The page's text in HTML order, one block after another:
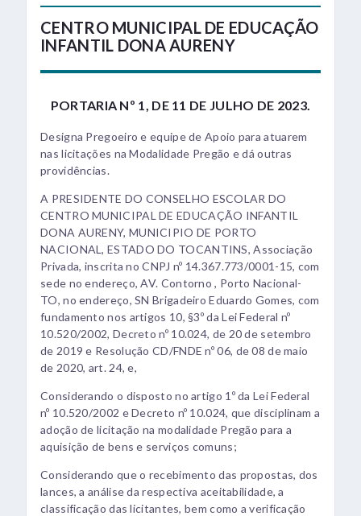
CENTRO MUNICIPAL DE EDUCAÇÃO
INFANTIL DONA AURENY
PORTARIA Nº 1, DE 11 DE JULHO DE 2023.
Designa Pregoeiro e equipe de Apoio para atuarem
nas licitações na Modalidade Pregão e dá outras
providências.
A PRESIDENTE DO CONSELHO ESCOLAR DO
CENTRO MUNICIPAL DE EDUCAÇÃO INFANTIL
DONA AURENY, MUNICIPIO DE PORTO
NACIONAL, ESTADO DO TOCANTINS, Associação
Privada, inscrita no CNPJ nº 14.367.773/0001-15, com
sede no endereço, AV. Contorno , Porto Nacional-
TO, no endereço, SN Brigadeiro Eduardo Gomes, com
fundamento nos artigos 10, §3º da Lei Federal nº
10.520/2002, Decreto nº 10.024, de 20 de setembro
de 2019 e Resolução CD/FNDE nº 06, de 08 de maio
de 2020, art. 24, e,
Considerando o disposto no artigo 1º da Lei Federal
nº 10.520/2002 e Decreto nº 10.024, que disciplinam a
adoção de licitação na modalidade Pregão para a
aquisição de bens e serviços comuns;
Considerando que o recebimento das propostas, dos
lances, a análise da respectiva aceitabilidade, a
classificação das licitantes, bem como a verificação